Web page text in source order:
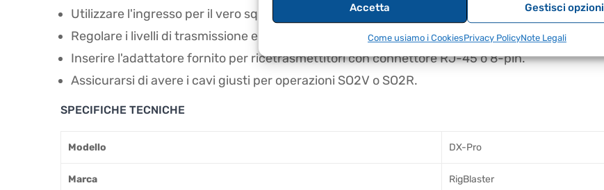
Accetta Gestisci opzioni
Come usiamo i CookiesPrivacy PolicyNote Legali
Utilizzare l'ingresso per il vero squelch hardware per una migliore gestione del segnale.
Regolare i livelli di trasmissione e ricezione direttamente sull'interfaccia.
Inserire l'adattatore fornito per ricetrasmettitori con connettore RJ-45 o 8-pin.
Assicurarsi di avere i cavi giusti per operazioni SO2V o SO2R.
SPECIFICHE TECNICHE
Modello DX-Pro
Marca RigBlaster